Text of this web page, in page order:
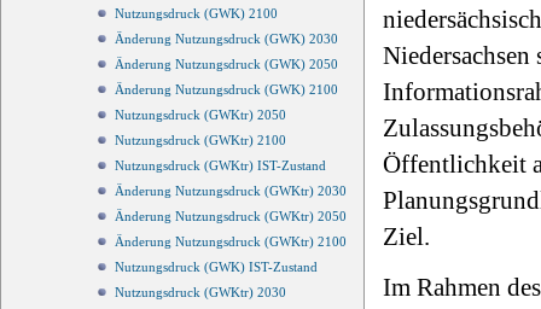
Nutzungsdruck (GWK) 2100
Änderung Nutzungsdruck (GWK) 2030
Änderung Nutzungsdruck (GWK) 2050
Änderung Nutzungsdruck (GWK) 2100
Nutzungsdruck (GWKtr) 2050
Nutzungsdruck (GWKtr) 2100
Nutzungsdruck (GWKtr) IST-Zustand
Änderung Nutzungsdruck (GWKtr) 2030
Änderung Nutzungsdruck (GWKtr) 2050
Änderung Nutzungsdruck (GWKtr) 2100
Nutzungsdruck (GWK) IST-Zustand
Nutzungsdruck (GWKtr) 2030
Öffentlichkeit
Ziel.
Im Rahmen